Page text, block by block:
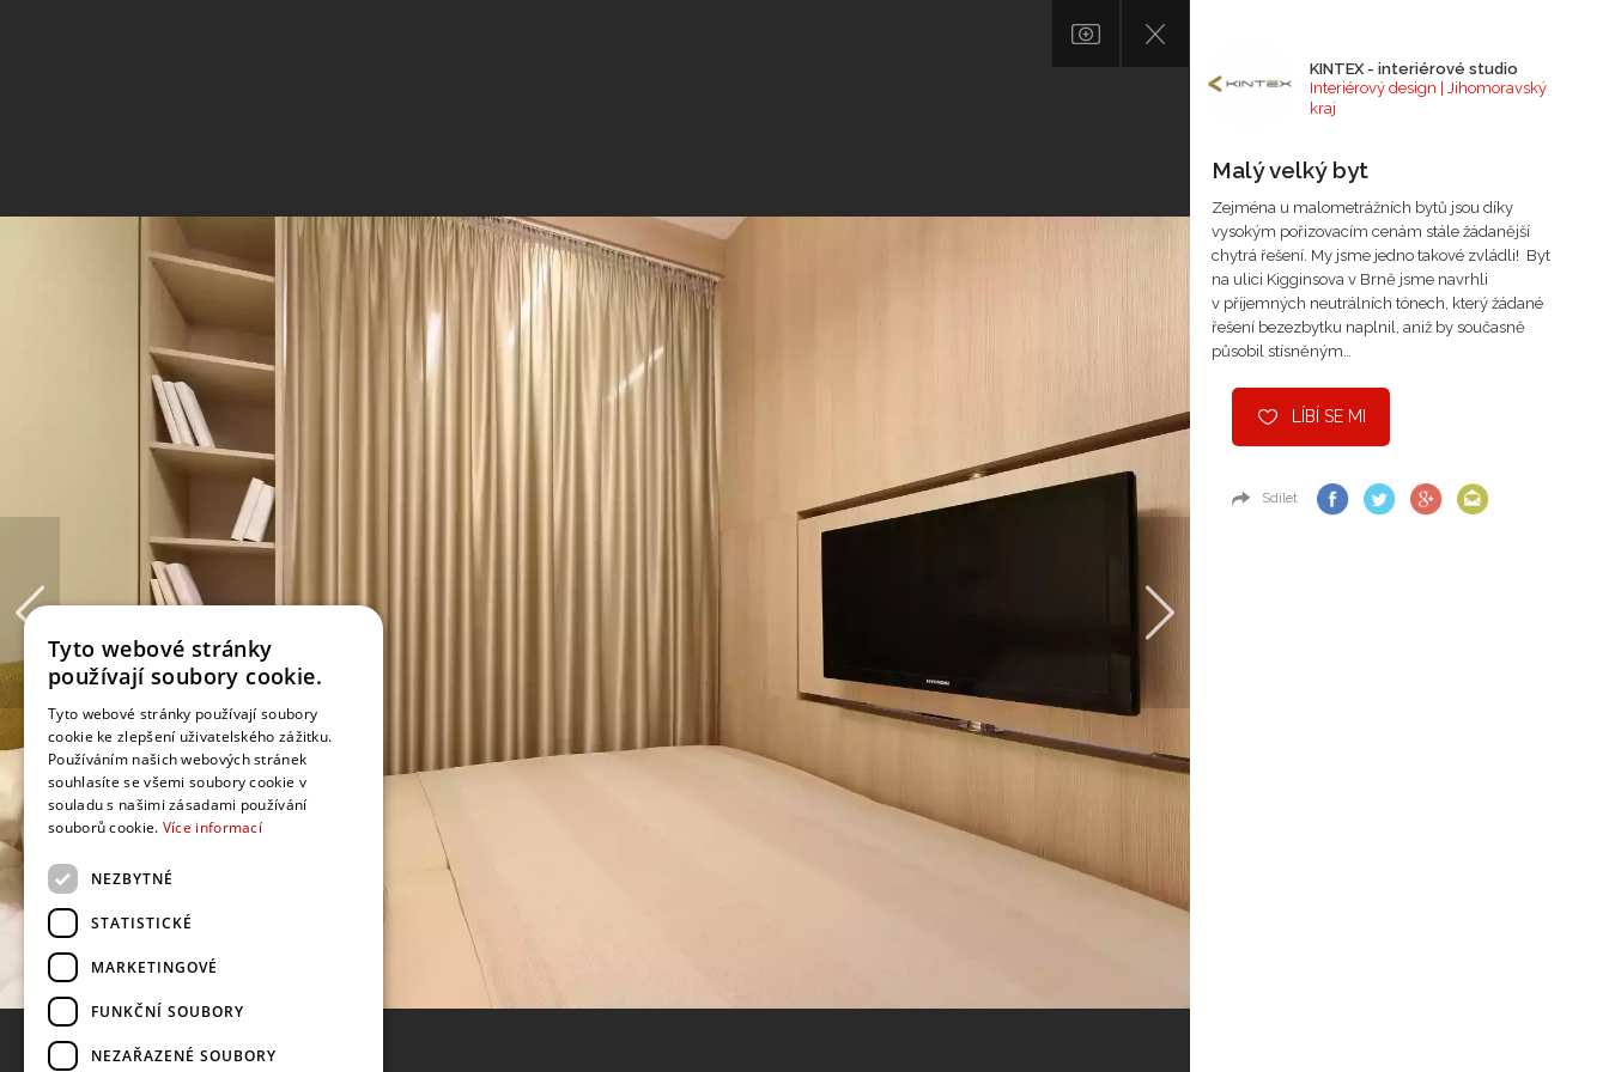
KINTEX - interiérové studio
Interiérový design | Jihomoravský
kraj
Malý velký byt
Zejména u malometrážních bytů jsou díky
vysokým pořizovacím cenám stále žádanější
chytrá řešení. My jsme jedno takové zvládli! Byt
na ulici Kigginsova v Brně jsme navrhli
v příjemných neutrálních tónech, který žádané
řešení bezezbytku naplnil, aniž by současně
působil stísněným…
LÍBÍ SE MI
Sdílet
Tyto webové stránky
používají soubory cookie.
Tyto webové stránky používají soubory
cookie ke zlepšení uživatelského zážitku.
Používáním našich webových stránek
souhlasíte se všemi soubory cookie v
souladu s našimi zásadami používání
souborů cookie. Více informací
NEZBYTNÉ
STATISTICKÉ
MARKETINGOVÉ
FUNKČNÍ SOUBORY
NEZAŘAZENÉ SOUBORY